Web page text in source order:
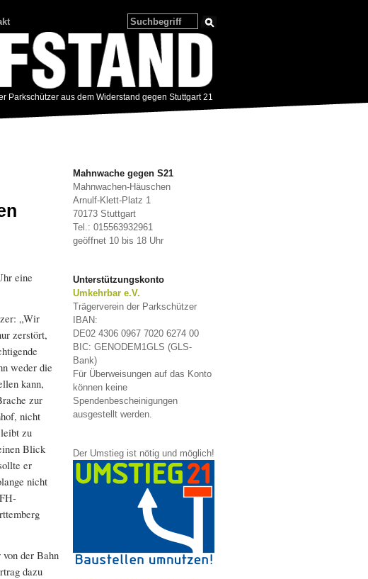
Parkschützer aus dem Widerstand gegen Stuttgart 21
eine
„Wir
zerstört,
weder die
kann,
zur
nicht
zu
Blick
er
nicht
der Bahn
dazu
Mahnwache gegen S21
Mahnwachen-Häuschen
Arnulf-Klett-Platz 1
70173 Stuttgart
Tel.: 015563932961
geöffnet 10 bis 18 Uhr
Unterstützungskonto
Umkehrbar e.V.
Trägerverein der Parkschützer
IBAN:
DE02 4306 0967 7020 6274 00
BIC: GENODEM1GLS (GLS-
Bank)
Für Überweisungen auf das Konto
können keine
Spendenbescheinigungen
ausgestellt werden.
Der Umstieg ist nötig und möglich!